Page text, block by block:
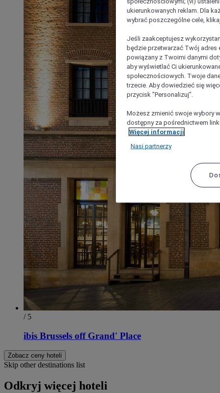
/ 5
ibis Brussels off Grand' Place
Zobacz ceny hoteli
Skip other destinations list
Odkryj więcej hoteli
ukierunkowanych reklam. Dla
wybrać poszczególne cele,
Jeśli zaakceptujesz
będzie przetwarzać Twój adres
powiązany z Twoimi danymi
aby wyświetlać Ci
społecznościowych. Twoje
trzecie. Aby dowiedzieć się
przycisk "Personalizuj”.
Możesz zmienić swoje wybory
dostępny za pośrednictwem
Więcej informacji
Nasi partnerzy